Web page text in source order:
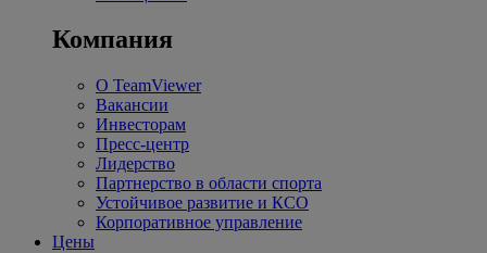
Компания
О TeamViewer
Вакансии
Инвесторам
Пресс-центр
Лидерство
Партнерство в области спорта
Устойчивое развитие и КСО
Корпоративное управление
Цены